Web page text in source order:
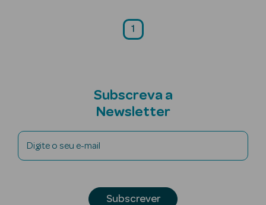
Ver Tudo
Cosmética
Rosto Luxo
Hidratantes
1
Subscreva a
Newsletter
Digite o seu e-mail
Subscrever